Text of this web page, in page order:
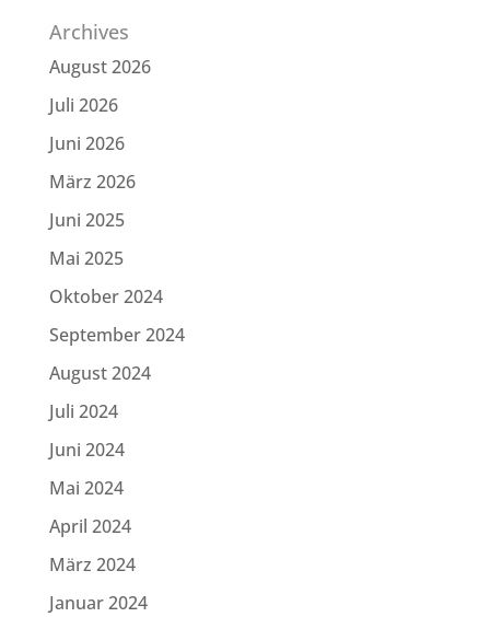
Archives
August 2026
Juli 2026
Juni 2026
März 2026
Juni 2025
Mai 2025
Oktober 2024
September 2024
August 2024
Juli 2024
Juni 2024
Mai 2024
April 2024
März 2024
Januar 2024